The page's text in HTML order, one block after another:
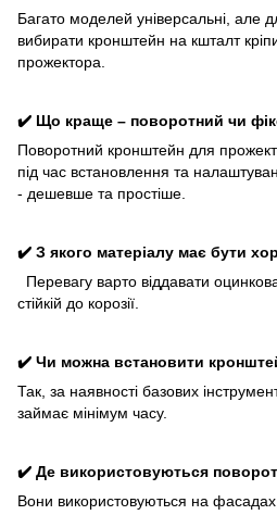
Багато моделей універсальні, але
вибирати кронштейн на кшталт
прожектора.
✔️ Що краще – поворотний чи
Поворотний кронштейн для
під час встановлення та
- дешевше та простіше.
✔️ З якого матеріалу має бути
Перевагу варто віддавати
стійкій до корозії.
✔️ Чи можна встановити
Так, за наявності базових
займає мінімум часу.
✔️ Де використовуються
Вони використовуються на